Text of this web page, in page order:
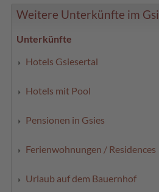
Weitere Unterkünfte im
Unterkünfte
Hotels Gsiesertal
Hotels mit Pool
Pensionen in Gsies
Ferienwohnungen / Residences
Urlaub auf dem Bauernhof